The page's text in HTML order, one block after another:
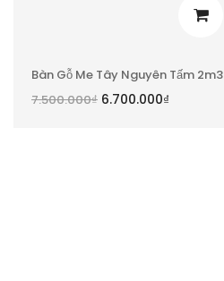
Bàn Gỗ Me Tây Nguyên Tấm 2m3
7.500.000₫ 6.700.000₫